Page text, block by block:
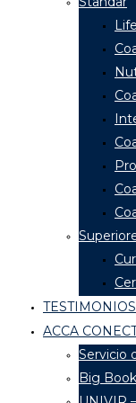
TESTIMONIOS
ACCA
Servicio
Big